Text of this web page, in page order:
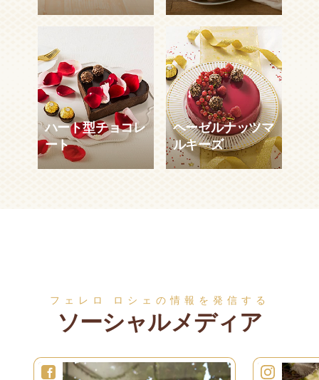
ナッツケーキ
1時間15分 12 人 むずかしい
さらに見る
クリーミーなア
イスクリームと
焼きたての温か
いブラウニー
30分 4 人 かんたん
さらに見る
ハート型チョコレ
ート
ヘーゼルナッツマ
ルキーズ
フェレロ ロシェの情報を発信する
ソーシャルメディア